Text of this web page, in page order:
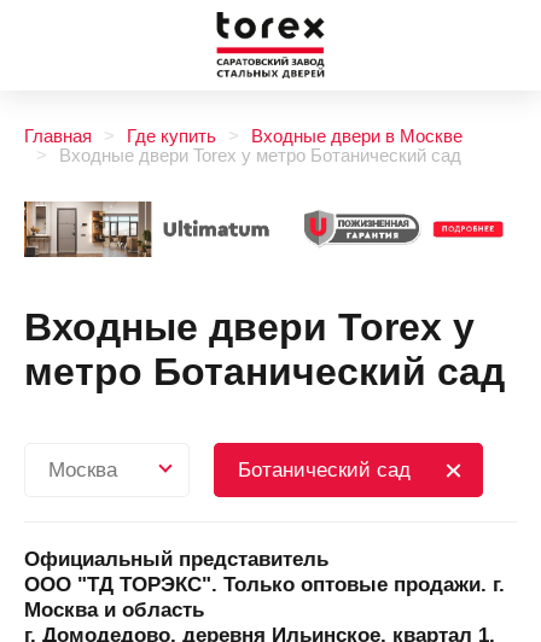
Главная Где купить
Входные двери в Москве
Входные двери Torex у метро Ботанический сад
Входные двери Torex у
метро Ботанический сад
Москва Ботанический сад
Официальный представитель
ООО "ТД ТОРЭКС". Только оптовые продажи. г.
Москва и область
г. Домодедово, деревня Ильинское, квартал 1,